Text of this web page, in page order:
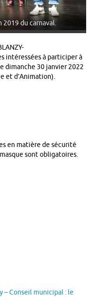
2019 du carnaval.
intéressées à participer à
dimanche 30 janvier 2022
et d’Animation).
en matière de sécurité
sont obligatoires.
– Conseil municipal : le